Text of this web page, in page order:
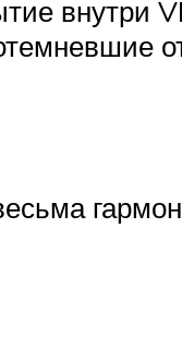
внутри